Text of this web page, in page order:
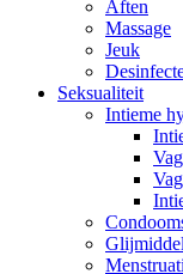
Aften
Massage
Jeuk
Seksualiteit
Intieme
Glijmiddel